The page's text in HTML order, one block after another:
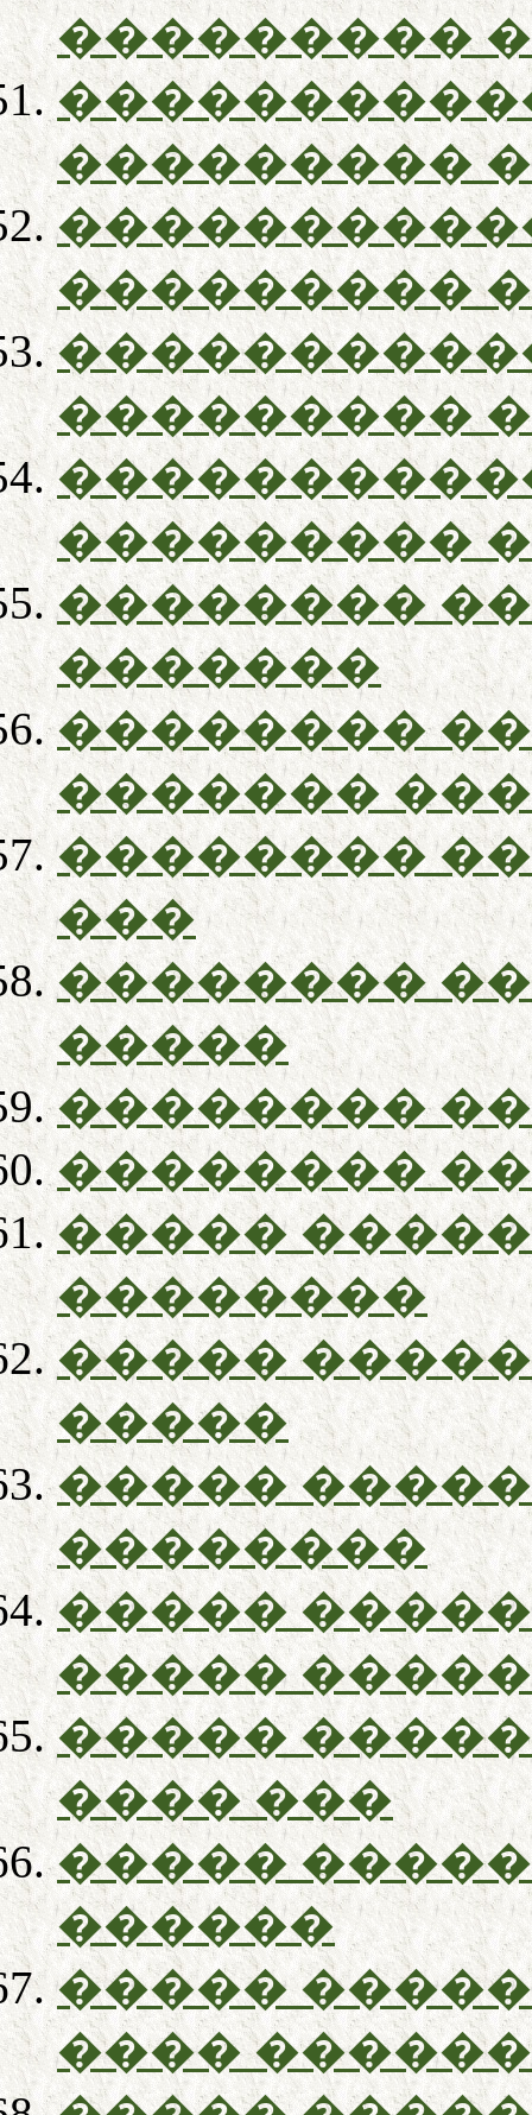
���������
���������
���������
���������
���������
��������
�������
��������
�������
��������
���
��������
�����
��������
��������
�����
��������
�����
�����
�����
��������
�����
�����
�����
���� ���
�����
������
�����
����